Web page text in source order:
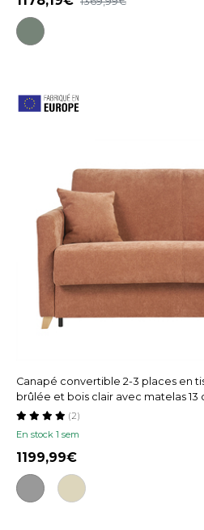
Canapé convertible 2-3 places en
brûlée et bois clair avec matelas 13
En stock 1 sem
(2)
1199,99